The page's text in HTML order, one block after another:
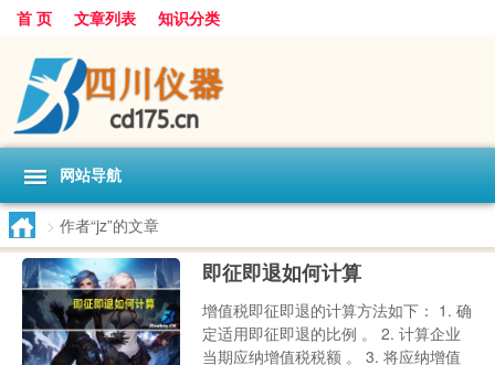
首 页 文章列表 知识分类
网站导航
> 作者“jz”的文章
即征即退如何计算
增值税即征即退的计算方法如下： 1. 确
定适用即征即退的比例 。 2. 计算企业
当期应纳增值税税额 。 3. 将应纳增值